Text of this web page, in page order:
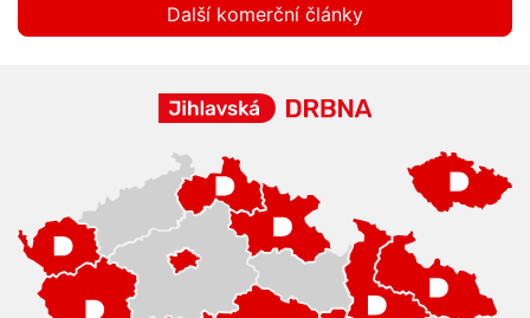
Další komerční články